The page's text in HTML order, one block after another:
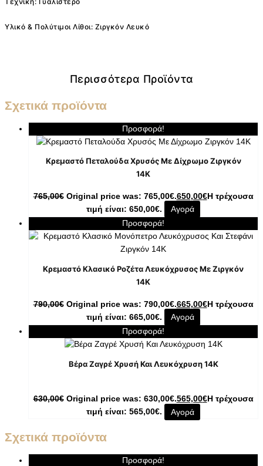
Υλικό & Πολύτιμοι Λίθοι: Ζιργκόν Λευκό
Περισσότερα Προϊόντα
Σχετικά προϊόντα
Προσφορά!
Κρεμαστό Πεταλούδα Χρυσός Με Δίχρωμο Ζιργκόν
14K
765,00€ Original price was: 765,00€.650,00€Η τρέχουσα
τιμή είναι: 650,00€.
Αγορά
Προσφορά!
Κρεμαστό Κλασικό Ροζέτα Λευκόχρυσος Με Ζιργκόν
14K
790,00€ Original price was: 790,00€.665,00€Η τρέχουσα
τιμή είναι: 665,00€.
Αγορά
Προσφορά!
Βέρα Ζαγρέ Χρυσή Και Λευκόχρυση 14Κ
630,00€ Original price was: 630,00€.565,00€Η τρέχουσα
τιμή είναι: 565,00€.
Αγορά
Σχετικά προϊόντα
Προσφορά!